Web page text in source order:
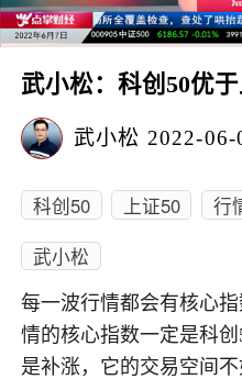
武小松：科创50优
武小松 2022-06-
科创50 上证50 行
武小松
每一波行情都会有核心
情的核心指数一定是科
是补涨，它的交易空间不